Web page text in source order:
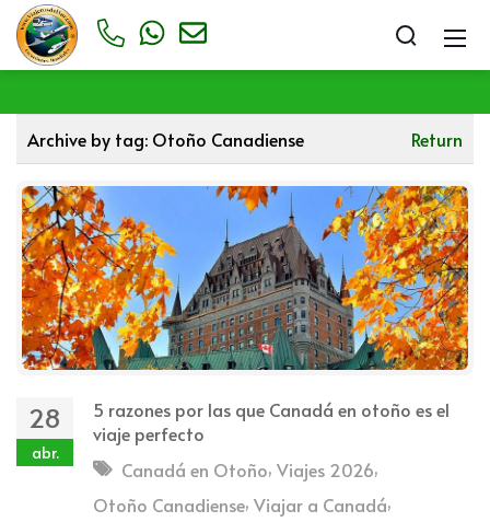
Archive by tag: Otoño Canadiense Return
28
abr.
5 razones por las que Canadá en otoño es el
viaje perfecto
Canadá en Otoño, Viajes 2026,
Otoño Canadiense, Viajar a Canadá,